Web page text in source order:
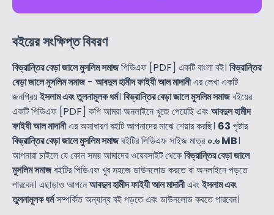
বইয়ের সংক্ষিপ্ত বিবরণ
বিভ্রান্তির বেড়া জালে মুসলিম সমাজপিডিএফ [PDF] একটি বাংলা বই। বিভ্রান্তির
বেড়া জালে মুসলিম সমাজ- আবদুল হামীদ ফাইযী আল মাদানীএর লেখা একটি
জনপ্রিয়ইসলাম এবং তুলনামূলক ধর্ম। বিভ্রান্তির বেড়া জালে মুসলিম সমাজবইয়ের
একটি পিডিএফ [PDF] কপি আমরা অনলাইনে খুজে পেয়েছি এবংআবদুল হামীদ
ফাইযী আল মাদানীএর অসাধারণ বইটি আপনাদের মাঝে শেয়ার করছি। 63 পৃষ্টার
বিভ্রান্তির বেড়া জালে মুসলিম সমাজবইটির পিডিএফ সাইজ মাত্র০.৬ MB।
আপনারা চাইলে যে কোন সময় আমাদের ওয়েবসাইট থেকেবিভ্রান্তির বেড়া জালে
মুসলিম সমাজবইটির পিডিএফ খুব সহজে ডাউনলোড করতে বা অনলাইনে পড়তে
পারবেন। এছাড়াও আপনেআবদুল হামীদ ফাইযী আল মাদানীএবংইসলাম এবং
তুলনামূলক ধর্মসম্পর্কিত অন্যান্য বই পড়তে এবং ডাউনলোড করতে পারবেন।